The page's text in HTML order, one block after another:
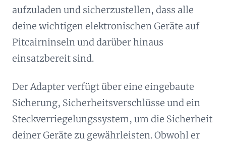
aufzuladen und sicherzustellen, dass alle
deine wichtigen elektronischen Geräte auf
Pitcairninseln und darüber hinaus
einsatzbereit sind.
Der Adapter verfügt über eine eingebaute
Sicherung, Sicherheitsverschlüsse und ein
Steckverriegelungssystem, um die Sicherheit
deiner Geräte zu gewährleisten. Obwohl er